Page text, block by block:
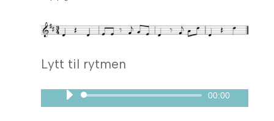
Lytt til rytmen
Lydavspiller 00:00